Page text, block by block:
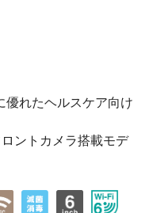
優れたヘルスケア向け
ントカメラ搭載モデ